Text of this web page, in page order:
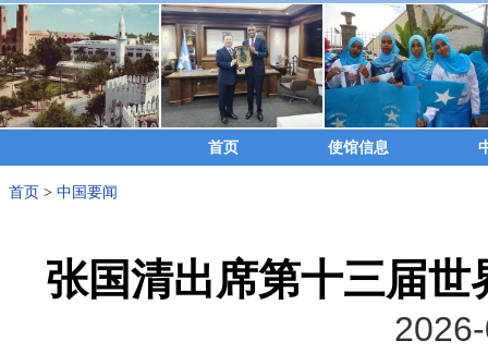
首页 使馆信息
首页 > 中国要闻
张国清出席第十三届